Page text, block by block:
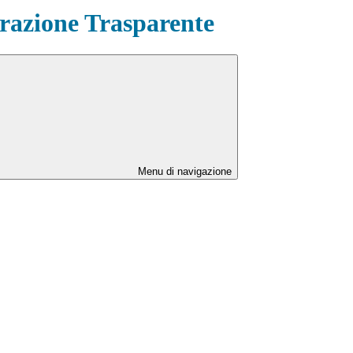
Trasparente
Menu di navigazione